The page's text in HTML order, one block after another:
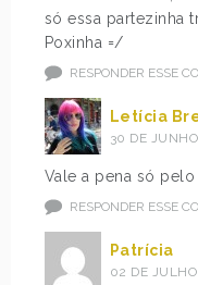
só essa partezinha
Poxinha =/
RESPONDER ESSE
Letícia
30 DE
Vale a pena só pelo
RESPONDER ESSE
Patrícia
02 DE